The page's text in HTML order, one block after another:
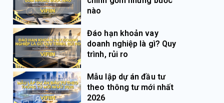
nào
Đáo hạn khoản vay
doanh nghiệp là gì? Quy
trình, rủi ro
Mẫu lập dự án đầu tư
theo thông tư mới nhất
2026